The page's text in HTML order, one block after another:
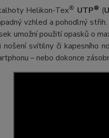
Helikon-Tex® UTP® (
vzhled a pohodlný
umožní použití opasků o
nošení svítilny či kapesního
– nebo dokonce